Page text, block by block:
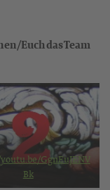
Euch das Team
GgnEuJENV
Bk